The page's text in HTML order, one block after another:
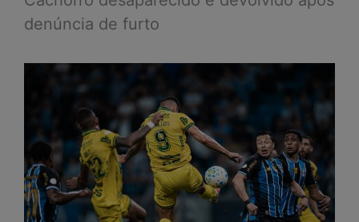
denúncia de furto